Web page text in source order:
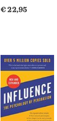
€ 22,95